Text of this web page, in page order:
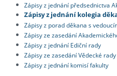
Zápisy z jednání předsednictva
Zápisy z jednání kolegia
Zápisy z porad děkana s
Zápisy ze zasedání
Zápisy z jednání Ediční rady
Zápisy ze zasedání Vědecké rady
Zápisy z jednání komisí fakulty